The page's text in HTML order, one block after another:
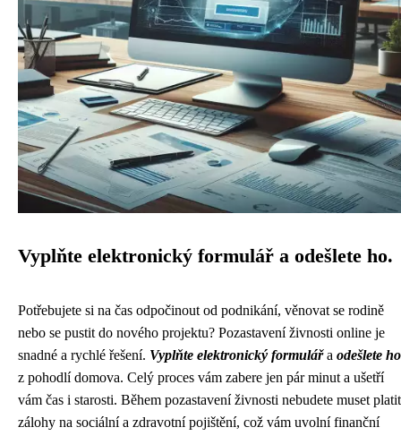
Vyplňte elektronický formulář a odešlete ho.
Potřebujete si na čas odpočinout od podnikání, věnovat se rodině
nebo se pustit do nového projektu? Pozastavení živnosti online je
snadné a rychlé řešení. Vyplňte elektronický formulářa odešlete ho
z pohodlí domova. Celý proces vám zabere jen pár minut a ušetří
vám čas i starosti. Během pozastavení živnosti nebudete muset platit
zálohy na sociální a zdravotní pojištění, což vám uvolní finanční